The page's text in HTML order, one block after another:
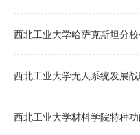
西北工业大学哈萨克斯坦分
聘人员启事
西北工业大学无人系统发展
招聘启事
西北工业大学材料学院特种